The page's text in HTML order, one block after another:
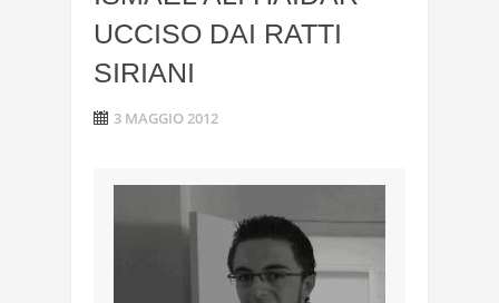
UCCISO DAI RATTI
SIRIANI
3 MAGGIO 2012